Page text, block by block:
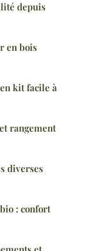
depuis
en bois
kit facile à
rangement
diverses
: confort